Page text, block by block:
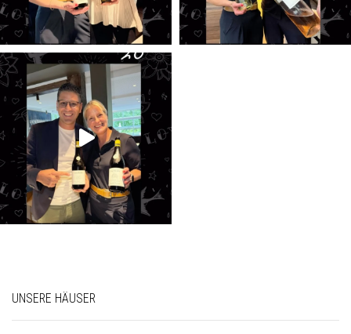
UNSERE HÄUSER